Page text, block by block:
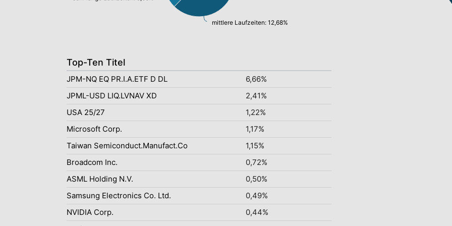
mittlere Laufzeiten: 12,68%
Top-Ten Titel
JPM-NQ EQ PR.I.A.ETF D DL
6,66%
JPML-USD LIQ.LVNAV XD
2,41%
USA 25/27
1,22%
Microsoft Corp.
1,17%
Taiwan Semiconduct.Manufact.Co
1,15%
Broadcom Inc.
0,72%
ASML Holding N.V.
0,50%
Samsung Electronics Co. Ltd.
0,49%
NVIDIA Corp.
0,44%